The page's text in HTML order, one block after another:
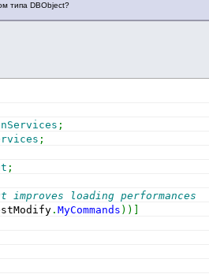
типа DBObject?
;
;
;
loading performances
.MyCommands ) )